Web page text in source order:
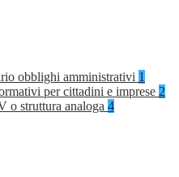
obblighi amministrativi 1
per cittadini e imprese 2
o struttura analoga 4